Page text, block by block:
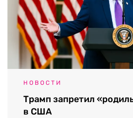
НОВОСТИ
Трамп запретил
в США